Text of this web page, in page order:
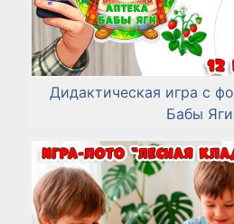
Дидактическая игра с
Бабы